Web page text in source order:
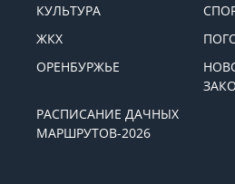
КУЛЬТУРА
ЖКХ
ОРЕНБУРЖЬЕ
РАСПИСАНИЕ ДАЧНЫХ
МАРШРУТОВ-2026